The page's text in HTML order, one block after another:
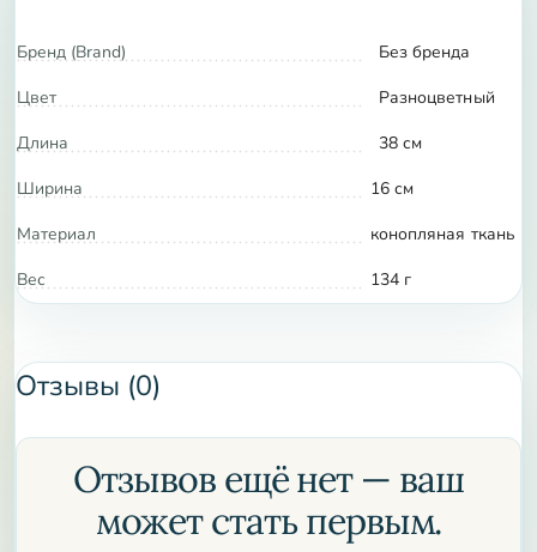
Бренд (Brand)
Без бренда
Цвет
Разноцветный
Длина
38 см
Ширина
16 см
Материал
конопляная ткань
Вес
134 г
Отзывы (0)
Отзывов ещё нет — ваш
может стать первым.